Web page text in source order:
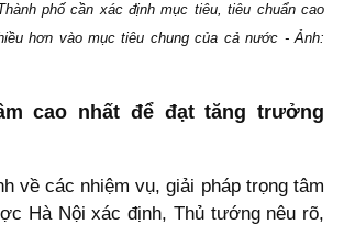
phố cần xác định mục tiêu, tiêu chuẩn cao
hơn vào mục tiêu chung của cả nước - Ảnh:
cao nhất để đạt tăng trưởng
về các nhiệm vụ, giải pháp trọng tâm
Hà Nội xác định, Thủ tướng nêu rõ,